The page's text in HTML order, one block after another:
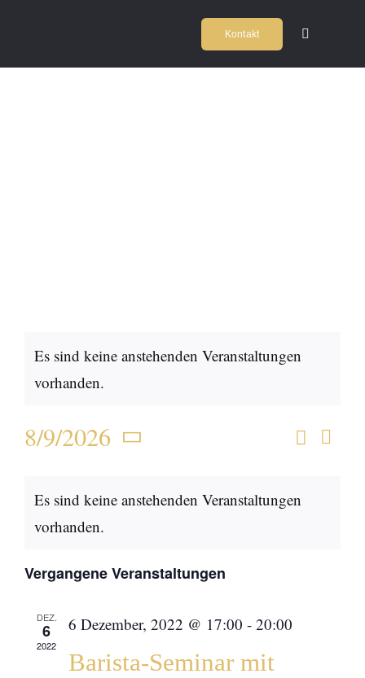
springen
Kontakt
Toggle
Es sind keine anstehenden Veranstaltungen
vorhanden.
Suche
SucheMonat
8/9/2026
wählen.
von
Veranstaltungen
Es sind keine anstehenden Veranstaltungen
vorhanden.
Vergangene Veranstaltungen
DEZ.
6
2022
6 Dezember, 2022 @ 17:00 - 20:00
Barista-Seminar mit